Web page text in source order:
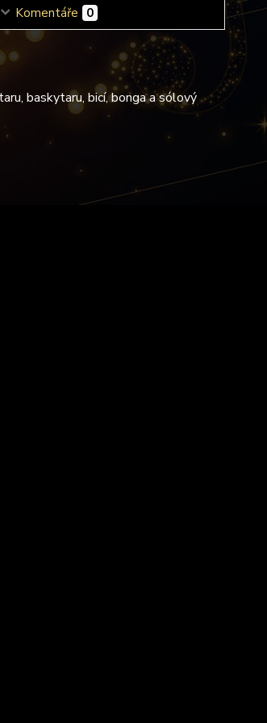
Komentáře 0
baskytaru, bicí, bonga a sólový